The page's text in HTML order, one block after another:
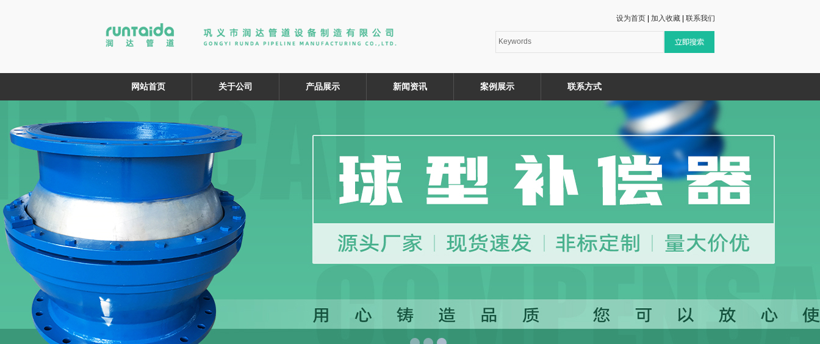
设为首页 加入收藏 联系我们
网站首页 关于公司 产品展示 新闻资讯 案例展示 联系方式